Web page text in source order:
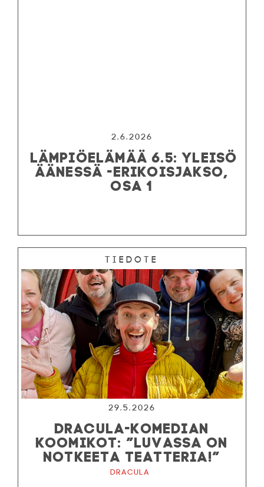
2.6.2026
LÄMPIÖELÄMÄÄ 6.5: YLEISÖ
ÄÄNESSÄ -ERIKOISJAKSO,
OSA 1
Tiedote
29.5.2026
DRACULA-KOMEDIAN
KOOMIKOT: ”LUVASSA ON
NOTKEETA TEATTERIA!”
Dracula